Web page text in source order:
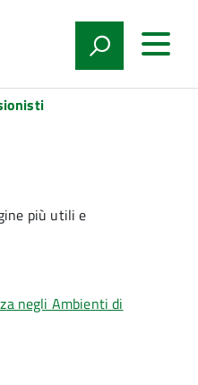
più utili e
negli Ambienti di